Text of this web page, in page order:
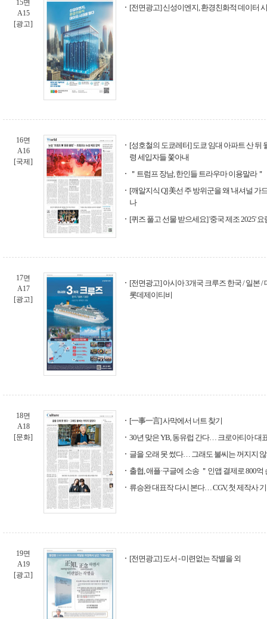
15면
A15
[광고]
[전면광고] 신성이엔지, 환경친화적 데이터
16면
A16
[국제]
[성호철의 도쿄레터] 도쿄 임대 아파트 산 뒤
령 세입자들 쫓아내
＂트럼프 장남, 한인들 트라우마 이용말라＂
[깨알지식 Q] 美선 주 방위군을 왜 '내셔널 가
나
[퀴즈 풀고 선물 받으세요] '중국 제조 2025'
17면
A17
[광고]
[전면광고] 아시아 3개국 크루즈 한국 / 일본 /
롯데제이티비
18면
A18
[문화]
[一事一言] 사막에서 너트 찾기
30년 맞은 YB, 동유럽 간다… 크로아티아 대
글을 오래 못 썼다… 그래도 불씨는 꺼지지
출협, 애플·구글에 소송 ＂인앱 결제로 800억
류승완 대표작 다시 본다… CGV, 첫 제작사
19면
A19
[광고]
[전면광고] 도서 - 미련없는 작별을 외